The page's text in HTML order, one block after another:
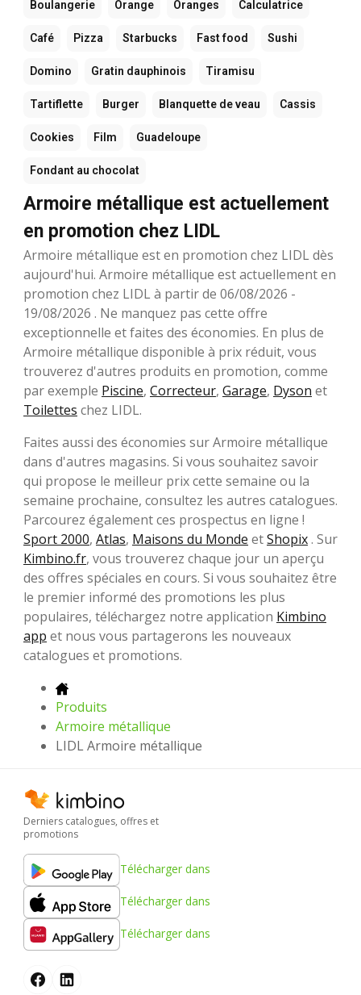
Boulangerie Orange Oranges Calculatrice
Café Pizza Starbucks Fast food Sushi
Domino Gratin dauphinois Tiramisu
Tartiflette Burger Blanquette de veau Cassis
Cookies Film Guadeloupe
Fondant au chocolat
Armoire métallique est actuellement
en promotion chez LIDL
Armoire métallique est en promotion chez LIDL dès
aujourd'hui. Armoire métallique est actuellement en
promotion chez LIDL à partir de 06/08/2026 -
19/08/2026 . Ne manquez pas cette offre
exceptionnelle et faites des économies. En plus de
Armoire métallique disponible à prix réduit, vous
trouverez d'autres produits en promotion, comme
par exemple Piscine, Correcteur, Garage, Dyson et
Toilettes chez LIDL.
Faites aussi des économies sur Armoire métallique
dans d'autres magasins. Si vous souhaitez savoir
qui propose le meilleur prix cette semaine ou la
semaine prochaine, consultez les autres catalogues.
Parcourez également ces prospectus en ligne !
Sport 2000, Atlas, Maisons du Monde etShopix. Sur
Kimbino.fr, vous trouverez chaque jour un aperçu
des offres spéciales en cours. Si vous souhaitez être
le premier informé des promotions les plus
populaires, téléchargez notre application Kimbino
app et nous vous partagerons les nouveaux
catalogues et promotions.
Produits
Armoire métallique
LIDL Armoire métallique
Derniers catalogues, offres et
promotions
Télécharger dans
Télécharger dans
Télécharger dans